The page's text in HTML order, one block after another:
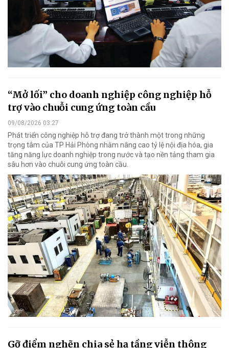
“Mở lối” cho doanh nghiệp công nghiệp hỗ
trợ vào chuỗi cung ứng toàn cầu
09/08/2026 03:27
Phát triển công nghiệp hỗ trợ đang trở thành một trong những
trọng tâm của TP Hải Phòng nhằm nâng cao tỷ lệ nội địa hóa, gia
tăng năng lực doanh nghiệp trong nước và tạo nền tảng tham gia
sâu hơn vào chuỗi cung ứng toàn cầu.
Gỡ điểm nghẽn chia sẻ hạ tầng viễn thông